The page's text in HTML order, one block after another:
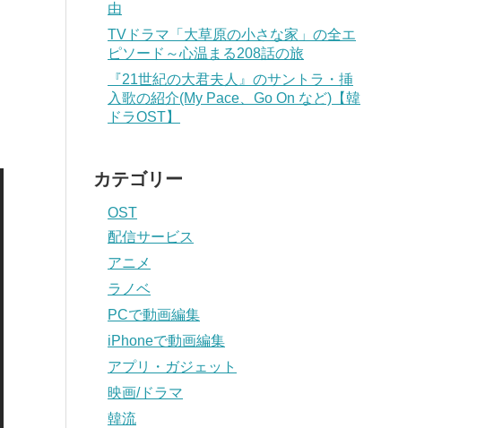
由
TVドラマ「大草原の小さな家」の全エ
ピソード～心温まる208話の旅
『21世紀の大君夫人』のサントラ・挿
入歌の紹介(My Pace、Go On など)【韓
ドラOST】
カテゴリー
OST
配信サービス
アニメ
ラノベ
PCで動画編集
iPhoneで動画編集
アプリ・ガジェット
映画/ドラマ
韓流